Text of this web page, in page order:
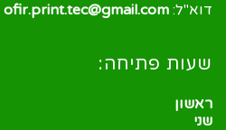
דוא"ל: ofir.print.tec@gmail.com
שעות פתיחה:
ראשון
שני